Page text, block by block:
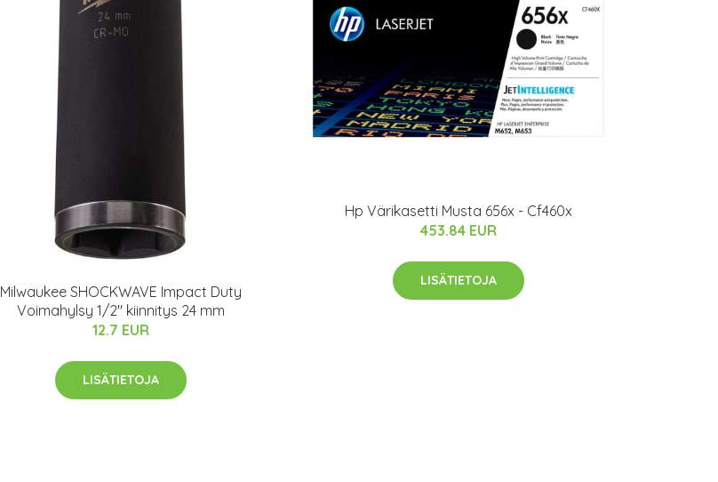
Milwaukee SHOCKWAVE Impact Duty
Voimahylsy 1/2" kiinnitys 24 mm
12.7 EUR
LISÄTIETOJA
Hp Värikasetti Musta 656x - Cf460x
453.84 EUR
LISÄTIETOJA